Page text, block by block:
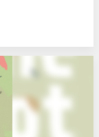
peut que vous le